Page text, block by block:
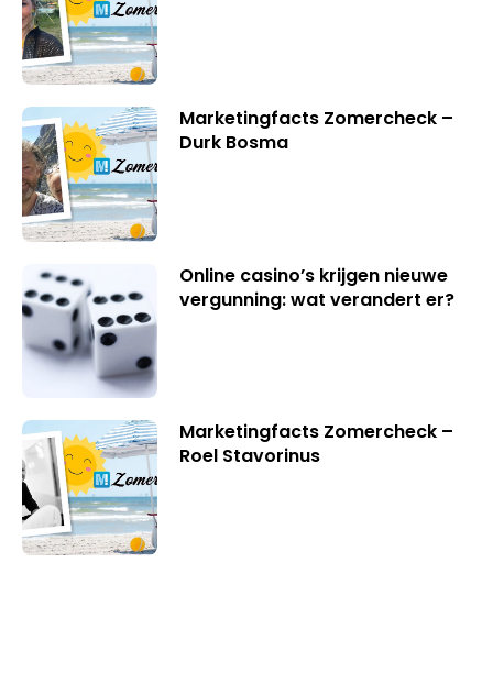
Marketingfacts Zomercheck –
Durk Bosma
Online casino’s krijgen nieuwe
vergunning: wat verandert er?
Marketingfacts Zomercheck –
Roel Stavorinus